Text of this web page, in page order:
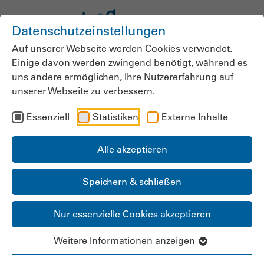
Datenschutzeinstellungen
Auf unserer Webseite werden Cookies verwendet.
Einige davon werden zwingend benötigt, während es
uns andere ermöglichen, Ihre Nutzererfahrung auf
unserer Webseite zu verbessern.
Essenziell Statistiken Externe Inhalte
Alle akzeptieren
Speichern & schließen
Nur essenzielle Cookies akzeptieren
Weitere Informationen anzeigen
Zentral koordiniert,